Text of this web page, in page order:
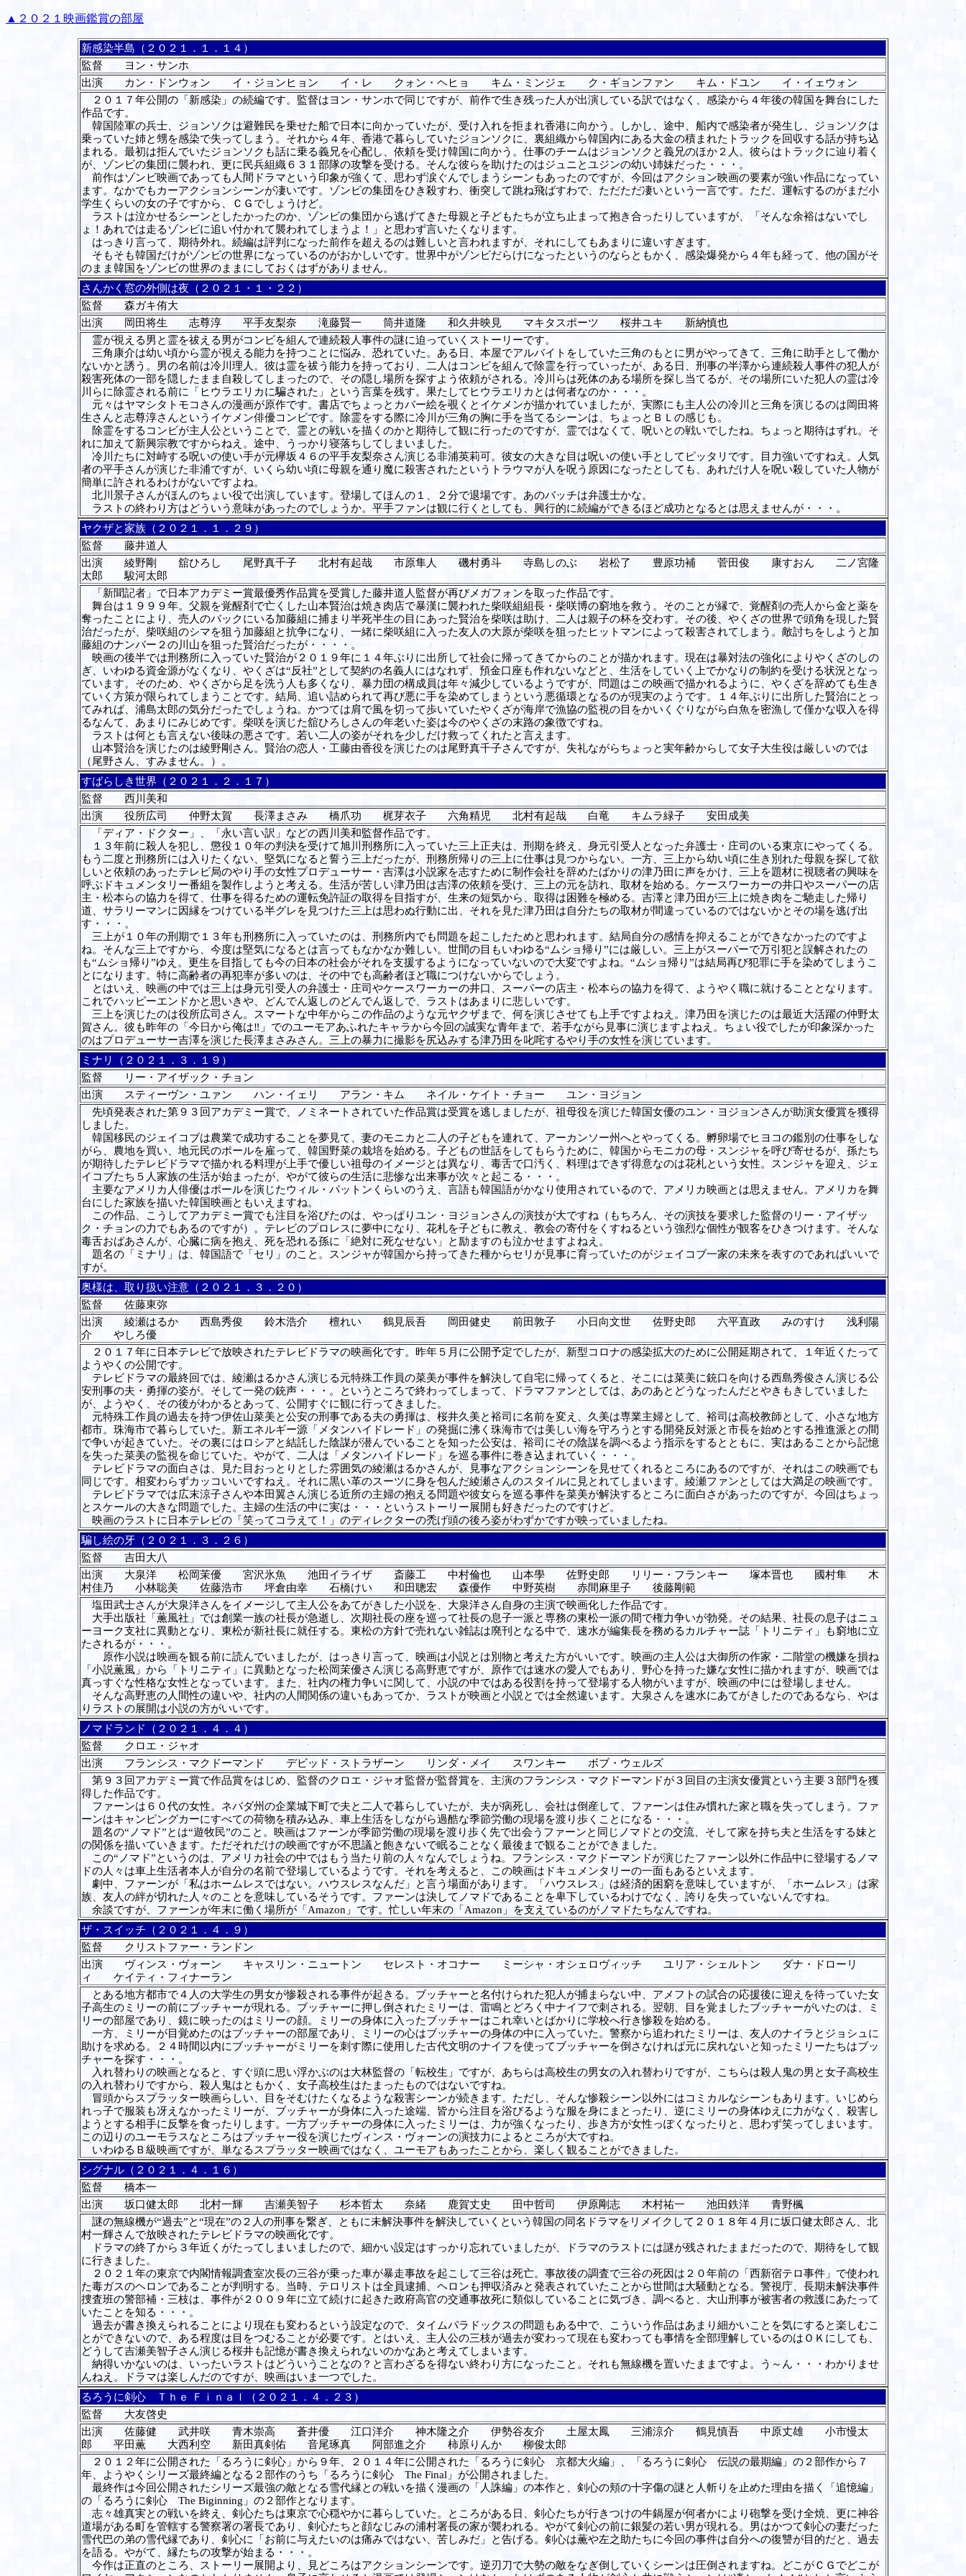
▲２０２１映画鑑賞の部屋
新感染半島（２０２１．１．１４）
監督 ヨン・サンホ
出演 カン・ドンウォン イ・ジョンヒョン イ・レ クォン・ヘヒョ キム・ミンジェ ク・ギョンファン キム・ドユン イ・イェウォン
２０１７年公開の「新感染」の続編です。監督はヨン・サンホで同じですが、前作で生き残った人が出演している訳ではなく、感染から４年後の韓国を舞台にした
作品です。
韓国陸軍の兵士、ジョンソクは避難民を乗せた船で日本に向かっていたが、受け入れを拒まれ香港に向かう。しかし、途中、船内で感染者が発生し、ジョンソクは
乗っていた姉と甥を感染で失ってしまう。それから４年、香港で暮らしていたジョンソクに、裏組織から韓国内にある大金の積まれたトラックを回収する話が持ち込
まれる。最初は拒んでいたジョンソクも話に乗る義兄を心配し、依頼を受け韓国に向かう。仕事のチームはジョンソクと義兄のほか２人。彼らはトラックに辿り着く
が、ゾンビの集団に襲われ、更に民兵組織６３１部隊の攻撃を受ける。そんな彼らを助けたのはジュニとユジンの幼い姉妹だった・・・。
前作はゾンビ映画であっても人間ドラマという印象が強くて、思わず涙ぐんでしまうシーンもあったのですが、今回はアクション映画の要素が強い作品になってい
ます。なかでもカーアクションシーンが凄いです。ゾンビの集団をひき殺すわ、衝突して跳ね飛ばすわで、ただただ凄いという一言です。ただ、運転するのがまだ小
学生くらいの女の子ですから、ＣＧでしょうけど。
ラストは泣かせるシーンとしたかったのか、ゾンビの集団から逃げてきた母親と子どもたちが立ち止まって抱き合ったりしていますが、「そんな余裕はないでし
ょ！あれでは走るゾンビに追い付かれて襲われてしまうよ！」と思わず言いたくなります。
はっきり言って、期待外れ。続編は評判になった前作を超えるのは難しいと言われますが、それにしてもあまりに違いすぎます。
そもそも韓国だけがゾンビの世界になっているのがおかしいです。世界中がゾンビだらけになったというのならともかく、感染爆発から４年も経って、他の国がそ
のまま韓国をゾンビの世界のままにしておくはずがありません。
さんかく窓の外側は夜（２０２１・１・２２）
監督 森ガキ侑大
出演 岡田将生 志尊淳 平手友梨奈 滝藤賢一 筒井道隆 和久井映見 マキタスポーツ 桜井ユキ 新納慎也
霊が視える男と霊を祓える男がコンビを組んで連続殺人事件の謎に迫っていくストーリーです。
三角康介は幼い頃から霊が視える能力を持つことに悩み、恐れていた。ある日、本屋でアルバイトをしていた三角のもとに男がやってきて、三角に助手として働か
ないかと誘う。男の名前は冷川理人。彼は霊を祓う能力を持っており、二人はコンビを組んで除霊を行っていったが、ある日、刑事の半澤から連続殺人事件の犯人が
殺害死体の一部を隠したまま自殺してしまったので、その隠し場所を探すよう依頼がされる。冷川らは死体のある場所を探し当てるが、その場所にいた犯人の霊は冷
川らに除霊される前に「ヒウラエリカに騙された」という言葉を残す。果たしてヒウラエリカとは何者なのか・・・。
元々はヤマシタトモコさんの漫画が原作です。書店でちょっとカバー絵を覗くとイケメンが描かれていましたが、実際にも主人公の冷川と三角を演じるのは岡田将
生さんと志尊淳さんというイケメン俳優コンビです。除霊をする際に冷川が三角の胸に手を当てるシーンは、ちょっとＢＬの感じも。
除霊をするコンビが主人公ということで、霊との戦いを描くのかと期待して観に行ったのですが、霊ではなくて、呪いとの戦いでしたね。ちょっと期待はずれ。そ
れに加えて新興宗教ですからねえ。途中、うっかり寝落ちしてしまいました。
冷川たちに対峙する呪いの使い手が元欅坂４６の平手友梨奈さん演じる非浦英莉可。彼女の大きな目は呪いの使い手としてピッタリです。目力強いですねえ。人気
者の平手さんが演じた非浦ですが、いくら幼い頃に母親を通り魔に殺害されたというトラウマが人を呪う原因になったとしても、あれだけ人を呪い殺していた人物が
簡単に許されるわけがないですよね。
北川景子さんがほんのちょい役で出演しています。登場してほんの１、２分で退場です。あのバッチは弁護士かな。
ラストの終わり方はどういう意味があったのでしょうか。平手ファンは観に行くとしても、興行的に続編ができるほど成功となるとは思えませんが・・・。
ヤクザと家族（２０２１．１．２９）
監督 藤井道人
出演 綾野剛 舘ひろし 尾野真千子 北村有起哉 市原隼人 磯村勇斗 寺島しのぶ 岩松了 豊原功補 菅田俊 康すおん 二ノ宮隆
太郎 駿河太郎
「新聞記者」で日本アカデミー賞最優秀作品賞を受賞した藤井道人監督が再びメガフォンを取った作品です。
舞台は１９９９年。父親を覚醒剤で亡くした山本賢治は焼き肉店で暴漢に襲われた柴咲組組長・柴咲博の窮地を救う。そのことが縁で、覚醒剤の売人から金と薬を
奪ったことにより、売人のバックにいる加藤組に捕まり半死半生の目にあった賢治を柴咲は助け、二人は親子の杯を交わす。その後、やくざの世界で頭角を現した賢
治だったが、柴咲組のシマを狙う加藤組と抗争になり、一緒に柴咲組に入った友人の大原が柴咲を狙ったヒットマンによって殺害されてしまう。敵討ちをしようと加
藤組のナンバー２の川山を狙った賢治だったが・・・・。
映画の後半では刑務所に入っていた賢治が２０１９年に１４年ぶりに出所して社会に帰ってきてからのことが描かれます。現在は暴対法の強化によりやくざのしの
ぎ、いわゆる資金源がなくなり、やくざは“反社”として契約の名義人にはなれず、預金口座も作れないなどと、生活をしていく上でかなりの制約を受ける状況となっ
ています。そのため、やくざから足を洗う人も多くなり、暴力団の構成員は年々減少しているようですが、問題はこの映画で描かれるように、やくざを辞めても生き
ていく方策が限られてしまうことです。結局、追い詰められて再び悪に手を染めてしまうという悪循環となるのが現実のようです。１４年ぶりに出所した賢治にとっ
てみれば、浦島太郎の気分だったでしょうね。かつては肩で風を切って歩いていたやくざが海岸で漁協の監視の目をかいくぐりながら白魚を密漁して僅かな収入を得
るなんて、あまりにみじめです。柴咲を演じた舘ひろしさんの年老いた姿は今のやくざの末路の象徴ですね。
ラストは何とも言えない後味の悪さです。若い二人の姿がそれを少しだけ救ってくれたと言えます。
山本賢治を演じたのは綾野剛さん。賢治の恋人・工藤由香役を演じたのは尾野真千子さんですが、失礼ながらちょっと実年齢からして女子大生役は厳しいのでは
（尾野さん、すみません。）。
すばらしき世界（２０２１．２．１７）
監督 西川美和
出演 役所広司 仲野太賀 長澤まさみ 橋爪功 梶芽衣子 六角精児 北村有起哉 白竜 キムラ緑子 安田成美
「ディア・ドクター」、「永い言い訳」などの西川美和監督作品です。
１３年前に殺人を犯し、懲役１０年の判決を受けて旭川刑務所に入っていた三上正夫は、刑期を終え、身元引受人となった弁護士・庄司のいる東京にやってくる。
もう二度と刑務所には入りたくない、堅気になると誓う三上だったが、刑務所帰りの三上に仕事は見つからない。一方、三上から幼い頃に生き別れた母親を探して欲
しいと依頼のあったテレビ局のやり手の女性プロデューサー・吉澤は小説家を志すために制作会社を辞めたばかりの津乃田に声をかけ、三上を題材に視聴者の興味を
呼ぶドキュメンタリー番組を製作しようと考える。生活が苦しい津乃田は吉澤の依頼を受け、三上の元を訪れ、取材を始める。ケースワーカーの井口やスーパーの店
主・松本らの協力を得て、仕事を得るための運転免許証の取得を目指すが、生来の短気から、取得は困難を極める。吉澤と津乃田が三上に焼き肉をご馳走した帰り
道、サラリーマンに因縁をつけている半グレを見つけた三上は思わぬ行動に出、それを見た津乃田は自分たちの取材が間違っているのではないかとその場を逃げ出
す・・・。
三上が１０年の刑期で１３年も刑務所に入っていたのは、刑務所内でも問題を起こしたためと思われます。結局自分の感情を抑えることができなかったのですよ
ね。そんな三上ですから、今度は堅気になるとは言ってもなかなか難しい。世間の目もいわゆる“ムショ帰り”には厳しい。三上がスーパーで万引犯と誤解されたの
も“ムショ帰り”ゆえ。更生を目指しても今の日本の社会がそれを支援するようになっていないので大変ですよね。“ムショ帰り”は結局再び犯罪に手を染めてしまうこ
とになります。特に高齢者の再犯率が多いのは、その中でも高齢者ほど職につけないからでしょう。
とはいえ、映画の中では三上は身元引受人の弁護士・庄司やケースワーカーの井口、スーパーの店主・松本らの協力を得て、ようやく職に就けることとなります。
これでハッピーエンドかと思いきや、どんでん返しのどんでん返しで、ラストはあまりに悲しいです。
三上を演じたのは役所広司さん。スマートな中年からこの作品のような元ヤクザまで、何を演じさせても上手ですよねえ。津乃田を演じたのは最近大活躍の仲野太
賀さん。彼も昨年の「今日から俺は‼」でのユーモアあふれたキャラから今回の誠実な青年まで、若手ながら見事に演じますよねえ。ちょい役でしたが印象深かった
のはプロデューサー吉澤を演じた長澤まさみさん。三上の暴力に撮影を尻込みする津乃田を叱咤するやり手の女性を演じています。
ミナリ（２０２１．３．１９）
監督 リー・アイザック・チョン
出演 スティーヴン・ユァン ハン・イェリ アラン・キム ネイル・ケイト・チョー ユン・ヨジョン
先頃発表された第９３回アカデミー賞で、ノミネートされていた作品賞は受賞を逃しましたが、祖母役を演じた韓国女優のユン・ヨジョンさんが助演女優賞を獲得
しました。
韓国移民のジェイコブは農業で成功することを夢見て、妻のモニカと二人の子どもを連れて、アーカンソー州へとやってくる。孵卵場でヒヨコの鑑別の仕事をしな
がら、農地を買い、地元民のポールを雇って、韓国野菜の栽培を始める。子どもの世話をしてもらうために、韓国からモニカの母・スンジャを呼び寄せるが、孫たち
が期待したテレビドラマで描かれる料理が上手で優しい祖母のイメージとは異なり、毒舌で口汚く、料理はできず得意なのは花札という女性。スンジャを迎え、ジェ
イコブたち５人家族の生活が始まったが、やがて彼らの生活に悲惨な出来事が次々と起こる・・・。
主要なアメリカ人俳優はポールを演じたウィル・パットンくらいのうえ、言語も韓国語がかなり使用されているので、アメリカ映画とは思えません。アメリカを舞
台にした家族を描いた韓国映画ともいえますね。
この作品、こうしてアカデミー賞でも注目を浴びたのは、やっぱりユン・ヨジョンさんの演技が大ですね（もちろん、その演技を要求した監督のリー・アイザッ
ク・チョンの力でもあるのですが）。テレビのプロレスに夢中になり、花札を子どもに教え、教会の寄付をくすねるという強烈な個性が観客をひきつけます。そんな
毒舌おばあさんが、心臓に病を抱え、死を恐れる孫に「絶対に死なせない」と励ますのも泣かせますよねえ。
題名の「ミナリ」は、韓国語で「セリ」のこと。スンジャが韓国から持ってきた種からセリが見事に育っていたのがジェイコブ一家の未来を表すのであればいいで
すが。
奥様は、取り扱い注意（２０２１．３．２０）
監督 佐藤東弥
出演 綾瀬はるか 西島秀俊 鈴木浩介 檀れい 鶴見辰吾 岡田健史 前田敦子 小日向文世 佐野史郎 六平直政 みのすけ 浅利陽
介 やしろ優
２０１７年に日本テレビで放映されたテレビドラマの映画化です。昨年５月に公開予定でしたが、新型コロナの感染拡大のために公開延期されて、１年近くたって
ようやくの公開です。
テレビドラマの最終回では、綾瀬はるかさん演じる元特殊工作員の菜美が事件を解決して自宅に帰ってくると、そこには菜美に銃口を向ける西島秀俊さん演じる公
安刑事の夫・勇揮の姿が。そして一発の銃声・・・。というところで終わってしまって、ドラマファンとしては、あのあとどうなったんだとやきもきしていました
が、ようやく、その後がわかるとあって、公開すぐに観に行ってきました。
元特殊工作員の過去を持つ伊佐山菜美と公安の刑事である夫の勇揮は、桜井久美と裕司に名前を変え、久美は専業主婦として、裕司は高校教師として、小さな地方
都市。珠海市で暮らしていた。新エネルギー源「メタンハイドレード」の発掘に沸く珠海市では美しい海を守ろうとする開発反対派と市長を始めとする推進派との間
で争いが起きていた。その裏にはロシアと結託した陰謀が潜んでいることを知った公安は、裕司にその陰謀を調べるよう指示をするとともに、実はあることから記憶
を失った菜美の監視を命じていた。やがて、二人は「メタンハイドレード」を巡る事件に巻き込まれていく・・・。
テレビドラマの面白さは、見た目おっとりとした雰囲気の綾瀬はるかさんが、見事なアクションシーンを見せてくれるところにあるのですが、それはこの映画でも
同じです。相変わらずカッコいいですねえ。それに黒い革のスーツに身を包んだ綾瀬さんのスタイルに見とれてしまいます。綾瀬ファンとしては大満足の映画です。
テレビドラマでは広末涼子さんや本田翼さん演じる近所の主婦の抱える問題や彼女らを巡る事件を菜美が解決するところに面白さがあったのですが、今回はちょっ
とスケールの大きな問題でした。主婦の生活の中に実は・・・というストーリー展開も好きだったのですけど。
映画のラストに日本テレビの「笑ってコラえて！」のディレクターの禿げ頭の後ろ姿がわずかですが映っていましたね。
騙し絵の牙（２０２１．３．２６）
監督 吉田大八
出演 大泉洋 松岡茉優 宮沢氷魚 池田イライザ 斎藤工 中村倫也 山本學 佐野史郎 リリー・フランキー 塚本晋也 國村隼 木
村佳乃 小林聡美 佐藤浩市 坪倉由幸 石橋けい 和田聰宏 森優作 中野英樹 赤間麻里子 後藤剛範
塩田武士さんが大泉洋さんをイメージして主人公をあてがきした小説を、大泉洋さん自身の主演で映画化した作品です。
大手出版社「薫風社」では創業一族の社長が急逝し、次期社長の座を巡って社長の息子一派と専務の東松一派の間で権力争いが勃発。その結果、社長の息子はニュ
ーヨーク支社に異動となり、東松が新社長に就任する。東松の方針で売れない雑誌は廃刊となる中で、速水が編集長を務めるカルチャー誌「トリニティ」も窮地に立
たされるが・・・。
原作小説は映画を観る前に読んでいましたが、はっきり言って、映画は小説とは別物と考えた方がいいです。映画の主人公は大御所の作家・二階堂の機嫌を損ね
「小説薫風」から「トリニティ」に異動となった松岡茉優さん演じる高野恵ですが、原作では速水の愛人でもあり、野心を持った嫌な女性に描かれますが、映画では
真っすぐな性格な女性となっています。また、社内の権力争いに関して、小説の中ではある役割を持って登場する人物がいますが、映画の中には登場しません。
そんな高野恵の人間性の違いや、社内の人間関係の違いもあってか、ラストが映画と小説とでは全然違います。大泉さんを速水にあてがきしたのであるなら、やは
りラストの展開は小説の方がいいです。
ノマドランド（２０２１．４．４）
監督 クロエ・ジャオ
出演 フランシス・マクドーマンド デビッド・ストラザーン リンダ・メイ スワンキー ボブ・ウェルズ
第９３回アカデミー賞で作品賞をはじめ、監督のクロエ・ジャオ監督が監督賞を、主演のフランシス・マクドーマンドが３回目の主演女優賞という主要３部門を獲
得した作品です。
ファーンは６０代の女性。ネバダ州の企業城下町で夫と二人で暮らしていたが、夫が病死し、会社は倒産して、ファーンは住み慣れた家と職を失ってしまう。ファ
ーンはキャンピングカーにすべての荷物を積み込み、車上生活をしながら過酷な季節労働の現場を渡り歩くことになる・・・。
題名の“ノマド”とは“遊牧民”のこと。映画はファーンが季節労働の現場を渡り歩く先で出会うファーンと同じノマドとの交流、そして家を持ち夫と生活をする妹と
の関係を描いていきます。ただそれだけの映画ですが不思議と飽きないで眠ることなく最後まで観ることができました。
この“ノマド”というのは、アメリカ社会の中ではもう当たり前の人々なんでしょうね。フランシス・マクドーマンドが演じたファーン以外に作品中に登場するノマ
ドの人々は車上生活者本人が自分の名前で登場しているようです。それを考えると、この映画はドキュメンタリーの一面もあるといえます。
劇中、ファーンが「私はホームレスではない。ハウスレスなんだ」と言う場面があります。「ハウスレス」は経済的困窮を意味していますが、「ホームレス」は家
族、友人の絆が切れた人々のことを意味しているそうです。ファーンは決してノマドであることを卑下しているわけでなく、誇りを失っていないんですね。
余談ですが、ファーンが年末に働く場所が「 Amazon 」です。忙しい年末の「 Amazon 」を支えているのがノマドたちなんですね。
ザ・スイッチ（２０２１．４．９）
監督 クリストファー・ランドン
出演 ヴィンス・ヴォーン キャスリン・ニュートン セレスト・オコナー ミーシャ・オシェロヴィッチ ユリア・シェルトン ダナ・ドローリ
ィ ケイティ・フィナーラン
とある地方都市で４人の大学生の男女が惨殺される事件が起きる。ブッチャーと名付けられた犯人が捕まらない中、アメフトの試合の応援後に迎えを待っていた女
子高生のミリーの前にブッチャーが現れる。ブッチャーに押し倒されたミリーは、雷鳴とどろく中ナイフで刺される。翌朝、目を覚ましたブッチャーがいたのは、ミ
リーの部屋であり、鏡に映ったのはミリーの顔。ミリーの身体に入ったブッチャーはこれ幸いとばかりに学校へ行き惨殺を始める。
一方、ミリーが目覚めたのはブッチャーの部屋であり、ミリーの心はブッチャーの身体の中に入っていた。警察から追われたミリーは、友人のナイラとジョシュに
助けを求める。２４時間以内にブッチャーがミリーを刺す際に使用した古代文明のナイフを使ってブッチャーを倒さなければ元に戻れないと知ったミリーたちはブッ
チャーを探す・・・。
入れ替わりの映画となると、すぐ頭に思い浮かぶのは大林監督の「転校生」ですが、あちらは高校生の男女の入れ替わりですが、こちらは殺人鬼の男と女子高校生
の入れ替わりですから、殺人鬼はともかく、女子高校生はたまったものではないですね。
冒頭からスプラッター映画らしい、目をそむけたくなるような殺害シーンが続きます。ただし、そんな惨殺シーン以外にはコミカルなシーンもあります。いじめら
れっ子で服装も冴えなかったミリーが、ブッチャーが身体に入った途端、皆から注目を浴びるような服を身にまとったり、逆にミリーの身体ゆえに力がなく、殺害し
ようとする相手に反撃を食ったりします。一方ブッチャーの身体に入ったミリーは、力が強くなったり、歩き方が女性っぽくなったりと、思わず笑ってしまいます。
この辺りのユーモラスなところはブッチャー役を演じたヴィンス・ヴォーンの演技力によるところが大ですね。
いわゆるＢ級映画ですが、単なるスプラッター映画ではなく、ユーモアもあったことから、楽しく観ることができました。
シグナル（２０２１．４．１６）
監督 橋本一
出演 坂口健太郎 北村一輝 吉瀬美智子 杉本哲太 奈緒 鹿賀丈史 田中哲司 伊原剛志 木村祐一 池田鉄洋 青野楓
謎の無線機が“過去”と“現在”の２人の刑事を繋ぎ、ともに未解決事件を解決していくという韓国の同名ドラマをリメイクして２０１８年４月に坂口健太郎さん、北
村一輝さんで放映されたテレビドラマの映画化です。
ドラマの終了から３年近くがたってしまいましたので、細かい設定はすっかり忘れていましたが、ドラマのラストには謎が残されたままだったので、期待をして観
に行きました。
２０２１年の東京で内閣情報調査室次長の三谷が乗った車が暴走事故を起こして三谷は死亡。事故後の調査で三谷の死因は２０年前の「西新宿テロ事件」で使われ
た毒ガスのヘロンであることが判明する。当時、テロリストは全員逮捕、ヘロンも押収済みと発表されていたことから世間は大騒動となる。警視庁、長期未解決事件
捜査班の警部補・三枝は、事件が２００９年に立て続けに起きた政府高官の交通事故死に類似していることに気づき、調べると、大山刑事が被害者の救護にあたって
いたことを知る・・・。
過去が書き換えられることにより現在も変わるという設定なので、タイムパラドックスの問題もある中で、こういう作品はあまり細かいことを気にすると楽しむこ
とができないので、ある程度は目をつむることが必要です。とはいえ、主人公の三枝が過去が変わって現在も変わっても事情を全部理解しているのはＯＫにしても、
どうして吉瀬美智子さん演じる桜井も記憶が書き換えられないのかなあと考えてしまいます。
納得いかないのは、いったいラストはどういうことなの？と言わざるを得ない終わり方になったこと。それも無線機を置いたままですよ。う～ん・・・わかりませ
んねえ。ドラマは楽しんだのですが、映画はいま一つでした。
るろうに剣心 Ｔｈｅ Ｆｉｎａｌ（２０２１．４．２３）
監督 大友啓史
出演 佐藤健 武井咲 青木崇高 蒼井優 江口洋介 神木隆之介 伊勢谷友介 土屋太鳳 三浦涼介 鶴見慎吾 中原丈雄 小市慢太
郎 平田薫 大西利空 新田真剣佑 音尾琢真 阿部進之介 柿原りんか 柳俊太郎
２０１２年に公開された「るろうに剣心」から９年、２０１４年に公開された「るろうに剣心 京都大火編」、「るろうに剣心 伝説の最期編」の２部作から７
年、ようやくシリーズ最終編となる２部作のうち「るろうに剣心 The Final 」が公開されました。
最終作は今回公開されたシリーズ最強の敵となる雪代縁との戦いを描く漫画の「人誅編」の本作と、剣心の頬の十字傷の謎と人斬りを止めた理由を描く「追憶編」
の「るろうに剣心 The Biginning 」の２部作となります。
志々雄真実との戦いを終え、剣心たちは東京で心穏やかに暮らしていた。ところがある日、剣心たちが行きつけの牛鍋屋が何者かにより砲撃を受け全焼、更に神谷
道場がある町を管轄する警察署の署長であり、剣心たちと顔なじみの浦村署長の家が襲われる。やがて剣心の前に銀髪の若い男が現れる。男はかつて剣心の妻だった
雪代巴の弟の雪代縁であり、剣心に「お前に与えたいのは痛みではない、苦しみだ」と告げる。剣心は薫や左之助たちに今回の事件は自分への復讐が目的だと、過去
を語る。やがて、縁たちの攻撃が始まる・・・。
今作は正直のところ、ストーリー展開より、見どころはアクションシーンです。逆刃刀で大勢の敵をなぎ倒していくシーンは圧倒されますね。どこがＣＧでどこが